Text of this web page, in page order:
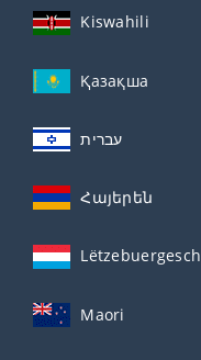
Kiswahili
Қазақша
עברית
Հայերեն
Lëtzebuergesch
Maori